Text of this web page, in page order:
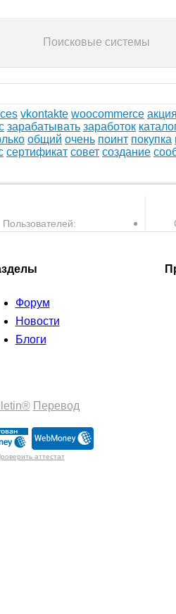
Поисковые системы
vkontakte woocommerce акция
зарабатывать заработок
общий очень поинт покупка
сертификат совет создание
Пользователей:
Форум
Новости
Блоги
Перевод
аттестат